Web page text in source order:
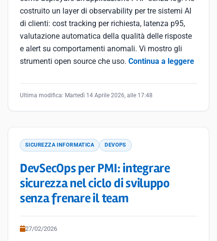
costruito un layer di observability per tre sistemi AI
di clienti: cost tracking per richiesta, latenza p95,
valutazione automatica della qualità delle risposte
e alert su comportamenti anomali. Vi mostro gli
strumenti open source che uso. Continua a leggere
Ultima modifica: Martedì 14 Aprile 2026, alle 17:48
SICUREZZA INFORMATICA DEVOPS
DevSecOps per PMI: integrare
sicurezza nel ciclo di sviluppo
senza frenare il team
27/02/2026